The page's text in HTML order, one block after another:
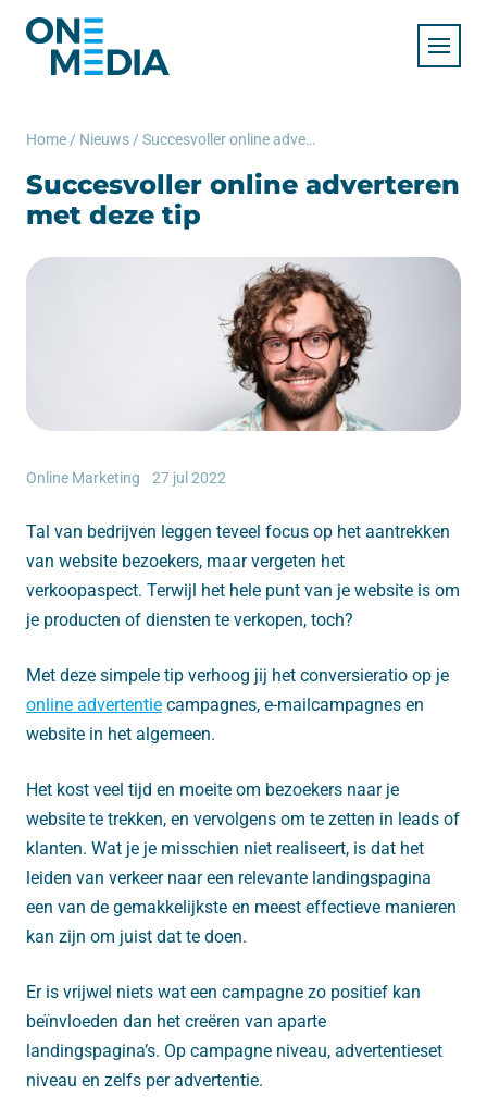
Home / Nieuws / Succesvoller online adverteren met deze tip
Succesvoller online adverteren
met deze tip
Online Marketing 27 jul 2022
Tal van bedrijven leggen teveel focus op het aantrekken
van website bezoekers, maar vergeten het
verkoopaspect. Terwijl het hele punt van je website is om
je producten of diensten te verkopen, toch?
Met deze simpele tip verhoog jij het conversieratio op je
online advertentie campagnes, e-mailcampagnes en
website in het algemeen.
Het kost veel tijd en moeite om bezoekers naar je
website te trekken, en vervolgens om te zetten in leads of
klanten. Wat je je misschien niet realiseert, is dat het
leiden van verkeer naar een relevante landingspagina
een van de gemakkelijkste en meest effectieve manieren
kan zijn om juist dat te doen.
Er is vrijwel niets wat een campagne zo positief kan
beïnvloeden dan het creëren van aparte
landingspagina’s. Op campagne niveau, advertentieset
niveau en zelfs per advertentie.